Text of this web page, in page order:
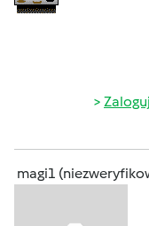
Zaloguj
magi1